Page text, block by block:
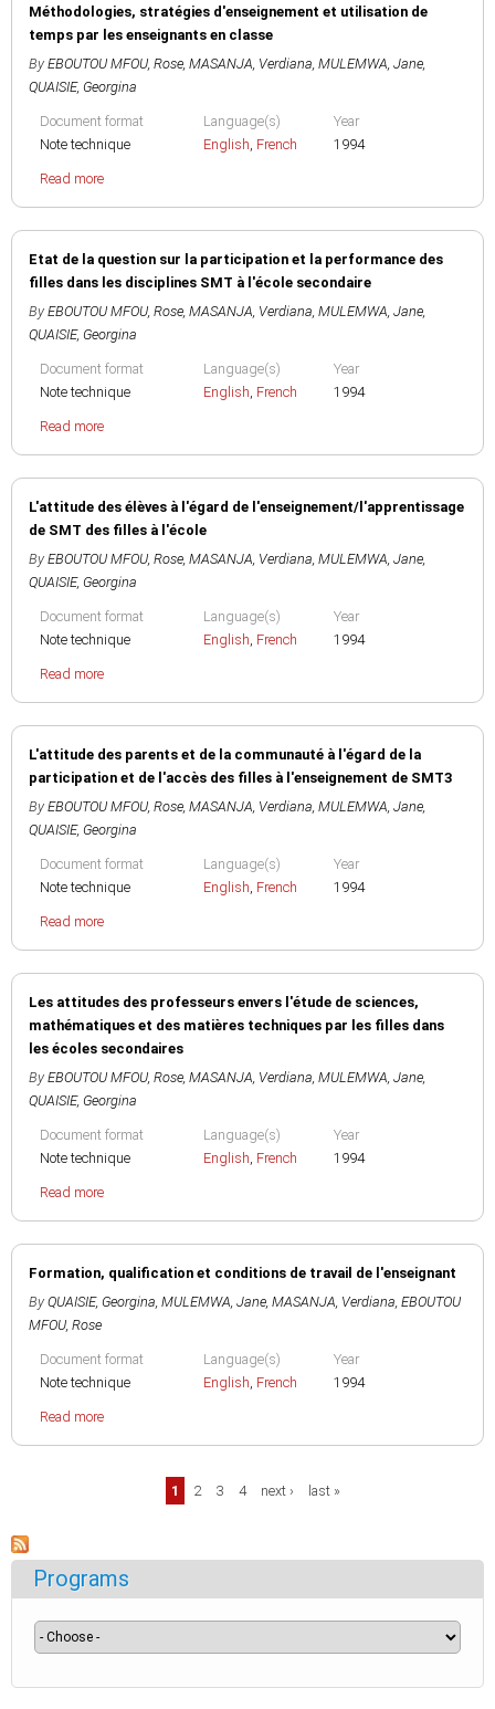
Méthodologies, stratégies d'enseignement et utilisation de
temps par les enseignants en classe
By EBOUTOU MFOU, Rose, MASANJA, Verdiana, MULEMWA, Jane,
QUAISIE, Georgina
Document format
Note technique
Language(s)
English, French
Year
1994
Read more
Etat de la question sur la participation et la performance des
filles dans les disciplines SMT à l'école secondaire
By EBOUTOU MFOU, Rose, MASANJA, Verdiana, MULEMWA, Jane,
QUAISIE, Georgina
Document format
Note technique
Language(s)
English, French
Year
1994
Read more
L'attitude des élèves à l'égard de l'enseignement/l'apprentissage
de SMT des filles à l'école
By EBOUTOU MFOU, Rose, MASANJA, Verdiana, MULEMWA, Jane,
QUAISIE, Georgina
Document format
Note technique
Language(s)
English, French
Year
1994
Read more
L'attitude des parents et de la communauté à l'égard de la
participation et de l'accès des filles à l'enseignement de SMT3
By EBOUTOU MFOU, Rose, MASANJA, Verdiana, MULEMWA, Jane,
QUAISIE, Georgina
Document format
Note technique
Language(s)
English, French
Year
1994
Read more
Les attitudes des professeurs envers l'étude de sciences,
mathématiques et des matières techniques par les filles dans
les écoles secondaires
By EBOUTOU MFOU, Rose, MASANJA, Verdiana, MULEMWA, Jane,
QUAISIE, Georgina
Document format
Note technique
Language(s)
English, French
Year
1994
Read more
Formation, qualification et conditions de travail de l'enseignant
By QUAISIE, Georgina, MULEMWA, Jane, MASANJA, Verdiana, EBOUTOU
MFOU, Rose
Document format
Note technique
Language(s)
English, French
Year
1994
Read more
1 2 3 4 next › last »
Programs